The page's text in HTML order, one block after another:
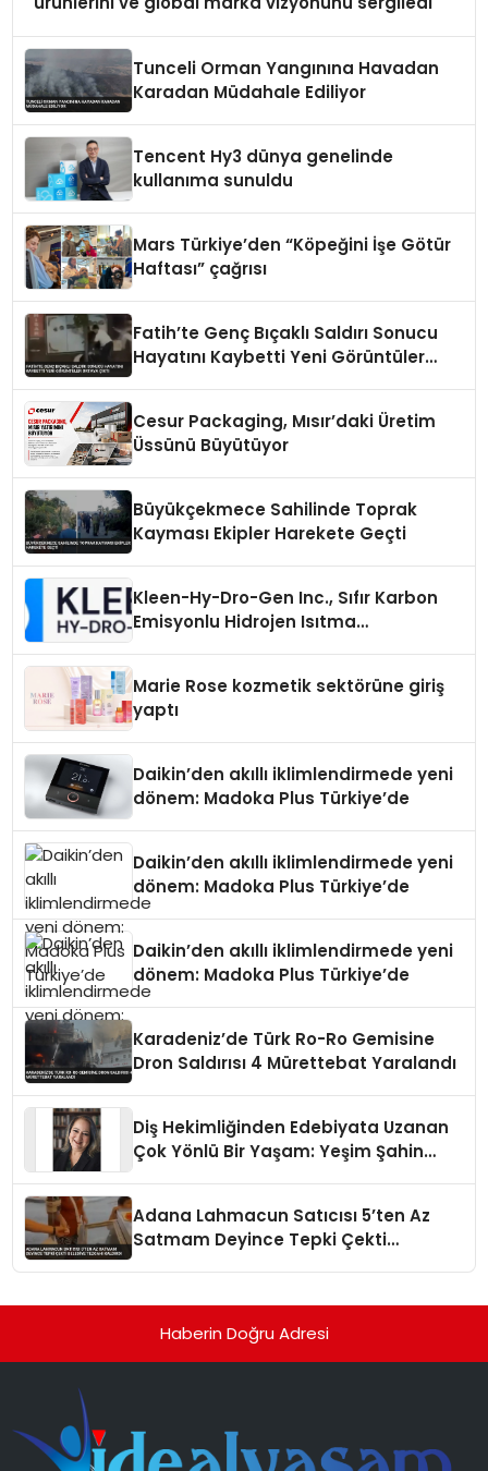
Tunceli Orman Yangınına Havadan
Karadan Müdahale Ediliyor
Tencent Hy3 dünya genelinde
kullanıma sunuldu
Mars Türkiye’den “Köpeğini İşe Götür
Haftası” çağrısı
Fatih’te Genç Bıçaklı Saldırı Sonucu
Hayatını Kaybetti Yeni Görüntüler
Cesur Packaging, Mısır’daki Üretim
Üssünü Büyütüyor
Büyükçekmece Sahilinde Toprak
Kayması Ekipler Harekete Geçti
Kleen-Hy-Dro-Gen Inc., Sıfır Karbon
Emisyonlu Hidrojen Isıtma
Marie Rose kozmetik sektörüne giriş
yaptı
Daikin’den akıllı iklimlendirmede yeni
dönem: Madoka Plus Türkiye’de
Daikin’den akıllı iklimlendirmede yeni
dönem: Madoka Plus Türkiye’de
Daikin’den akıllı iklimlendirmede yeni
dönem: Madoka Plus Türkiye’de
Karadeniz’de Türk Ro-Ro Gemisine
Dron Saldırısı 4 Mürettebat Yaralandı
Diş Hekimliğinden Edebiyata Uzanan
Çok Yönlü Bir Yaşam: Yeşim Şahin
Adana Lahmacun Satıcısı 5’ten Az
Satmam Deyince Tepki Çekti
Haberin Doğru Adresi